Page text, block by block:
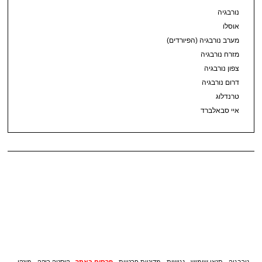
נורבגיה
אוסלו
מערב נורבגיה (הפיורדים)
מזרח נורבגיה
צפון נורבגיה
דרום נורבגיה
טרנדלוג
איי סבאלברד